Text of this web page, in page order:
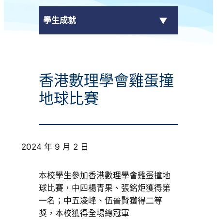
學生成就
校外獎項
學校活動
榮譽榜
香港數理學會雞蛋撞
地球比賽
2024 年 9 月 2 日
本校學生參加香港數理學會雞蛋撞地
球比賽，中四楊青果、張銘炬獲得第
一名 ；中五凌峰、伍晉賢獲得二等
獎，本校獲得全場總冠軍